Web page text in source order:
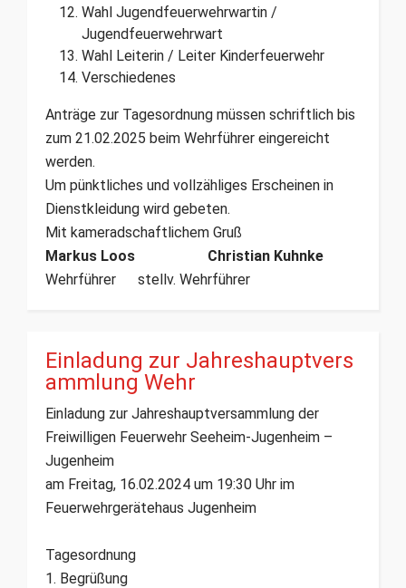
Wahl Jugendfeuerwehrwartin /
Jugendfeuerwehrwart
Wahl Leiterin / Leiter Kinderfeuerwehr
Verschiedenes
Anträge zur Tagesordnung müssen schriftlich bis
zum 21.02.2025 beim Wehrführer eingereicht
werden.
Um pünktliches und vollzähliges Erscheinen in
Dienstkleidung wird gebeten.
Mit kameradschaftlichem Gruß
Markus Loos Christian Kuhnke
Wehrführer stellv. Wehrführer
Einladung zur Jahreshauptvers
ammlung Wehr
Einladung zur Jahreshauptversammlung der
Freiwilligen Feuerwehr Seeheim-Jugenheim –
Jugenheim
am Freitag, 16.02.2024 um 19:30 Uhr im
Feuerwehrgerätehaus Jugenheim
Tagesordnung
1. Begrüßung